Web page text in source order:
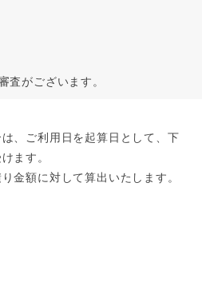
査がございます。
、ご利用日を起算日として、下
ます。
金額に対して算出いたします。